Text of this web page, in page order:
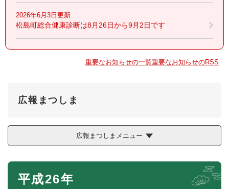
2026年6月3日更新
松島町総合健康診断は8月26日から9月2日です
重要なお知らせの一覧重要なお知らせのRSS
広報まつしま
広報まつしまメニュー
本
平成26年